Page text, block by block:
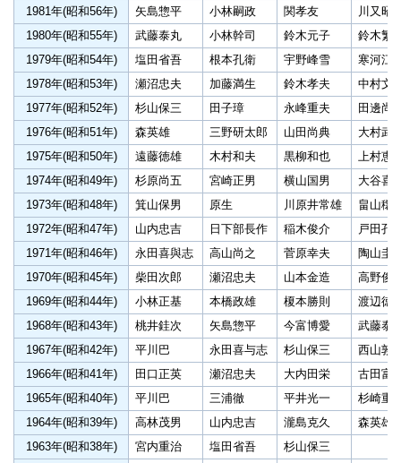
1981年(昭和56年)
矢島惣平 小林嗣政 関孝友
川又昭
1980年(昭和55年)
武藤泰丸 小林幹司 鈴木元子
鈴木繁
1979年(昭和54年)
塩田省吾 根本孔衛 宇野峰雪
寒河江
1978年(昭和53年)
瀬沼忠夫 加藤満生 鈴木孝夫
中村文
1977年(昭和52年)
杉山保三 田子璋 永峰重夫
田邊尚
1976年(昭和51年)
森英雄 三野研太郎 山田尚典
大村武
1975年(昭和50年)
遠藤徳雄 木村和夫 黒柳和也
上村恵
1974年(昭和49年)
杉原尚五 宮崎正男 横山国男
大谷喜
1973年(昭和48年)
箕山保男 原生 川原井常雄
畠山穣
1972年(昭和47年)
山内忠吉 日下部長作 稲木俊介
戸田孔
1971年(昭和46年)
永田喜與志 高山尚之 菅原幸夫
陶山圭
1970年(昭和45年)
柴田次郎 瀬沼忠夫 山本金造
高野俊
1969年(昭和44年)
小林正基 本橋政雄 榎本勝則
渡辺徳
1968年(昭和43年)
桃井銈次 矢島惣平 今富博愛
武藤泰
1967年(昭和42年)
平川巴 永田喜与志 杉山保三
西山敦
1966年(昭和41年)
田口正英 瀬沼忠夫 大内田栄
古田富
1965年(昭和40年)
平川巴 三浦徹 平井光一
杉崎重
1964年(昭和39年)
高林茂男 山内忠吉 瀧島克久
森英雄
1963年(昭和38年)
宮内重治 塩田省吾
杉山保三